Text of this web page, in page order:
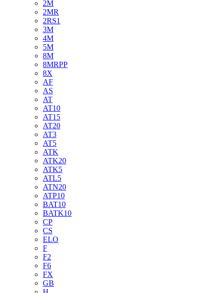
2M
2MR
2RS1
3M
4M
5M
8M
8MRPP
8X
AF
AS
AT
AT10
AT15
AT20
AT3
AT5
ATK
ATK20
ATK5
ATL5
ATN20
ATP10
BAT10
BATK10
CP
CS
ELO
F
F2
F6
FX
GB